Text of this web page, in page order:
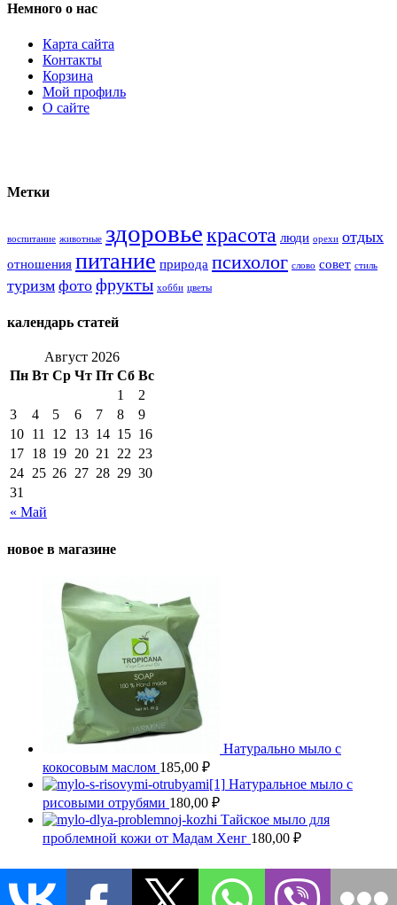
Немного о нас
Карта сайта
Контакты
Корзина
Мой профиль
О сайте
Метки
воспитание животные здоровьекрасота люди орехи отдых
отношения питание природа психолог слово совет стиль
туризм фото фрукты хобби цветы
календарь статей
Август 2026
Пн Вт Ср Чт Пт Сб Вс
« Май
1
2
3
4 5 6 7 8
9
10 11 12 13 14 15 16
17 18 19 20 21 22 23
24 25 26 27 28 29 30
31
новое в магазине
Натурально мыло с
кокосовым маслом 185,00 ₽
Натуральное мыло с
рисовыми отрубями 180,00 ₽
Тайское мыло для
проблемной кожи от Мадам Хенг 180,00 ₽